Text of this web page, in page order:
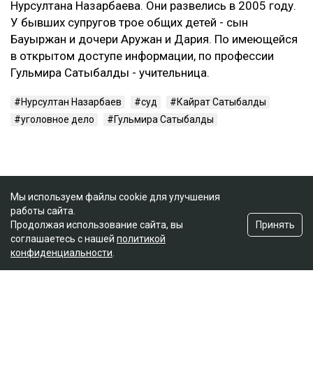
Нурсултана Назарбаева. Они развелись в 2005 году.
У бывших супругов трое общих детей - сын
Бауыржан и дочери Аружан и Дария. По имеющейся
в открытом доступе информации, по профессии
Гульмира Сатыбалды - учительница.
Нурсултан Назарбаев суд
Кайрат Сатыбалды
уголовное дело
Гульмира Сатыбалды
Мы используем файлы cookie для улучшения
работы сайта.
Продолжая использование сайта, вы
соглашаетесь с нашей политикой
конфиденциальности
Принять